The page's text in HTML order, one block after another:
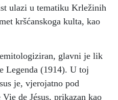
ulazi u tematiku Krležinih
kršćanskoga kulta, kao
glavni je lik
Legenda (1914). U toj
je, vjerojatno pod
de Jésus, prikazan kao